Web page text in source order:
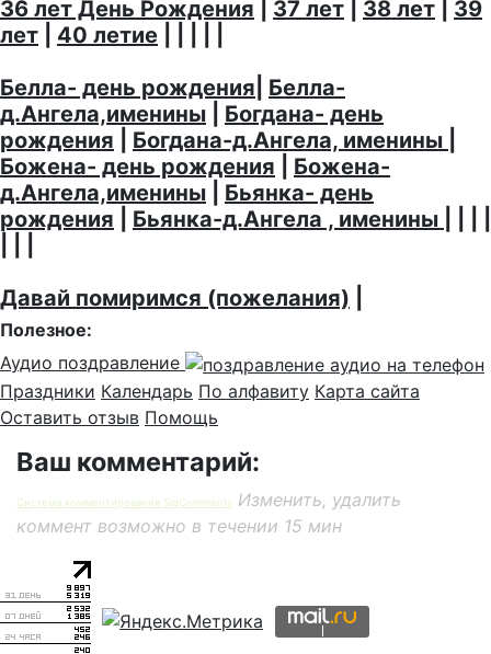
36 лет День Рождения 37 лет 38 лет
39
лет
40 летие
Белла- день рождения Белла-
д.Ангела,именины
Богдана- день
рождения
Богдана-д.Ангела, именины
Божена- день рождения
Божена-
д.Ангела,именины
Бьянка- день
рождения
Бьянка-д.Ангела , именины
Давай помиримся (пожелания)
Полезное:
Аудио поздравление
Праздники Календарь По алфавиту Карта сайта
Оставить отзыв Помощь
Ваш комментарий:
Система комментирования SigComments
Изменить, удалить
коммент возможно в течении 15 мин